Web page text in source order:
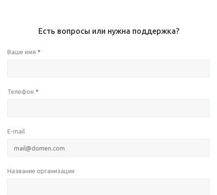
Есть вопросы или нужна поддержка?
Ваше имя *
Телефон *
E-mail
Название организации